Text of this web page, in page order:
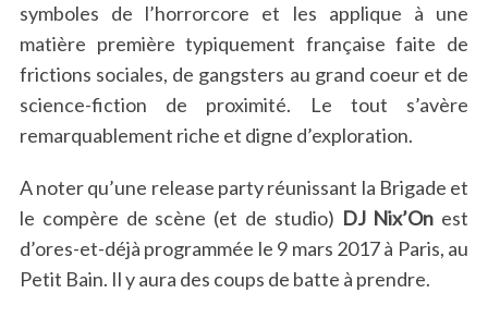
symboles de l’horrorcore et les applique à une
matière première typiquement française faite de
frictions sociales, de gangsters au grand coeur et de
science-fiction de proximité. Le tout s’avère
remarquablement riche et digne d’exploration.
A noter qu’une release party réunissant la Brigade et
le compère de scène (et de studio) DJ Nix’On est
d’ores-et-déjà programmée le 9 mars 2017 à Paris, au
Petit Bain. Il y aura des coups de batte à prendre.